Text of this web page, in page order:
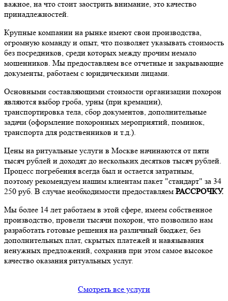
важное, на что стоит заострить внимание, это качество
принадлежностей.
Крупные компании на рынке имеют свои производства,
огромную команду и опыт, что позволяет указывать стоимость
без посредников, среди которых между прочим немало
мошенников. Мы предоставляем все отчетные и закрывающие
документы, работаем с юридическими лицами.
Основными составляющими стоимости организации похорон
являются выбор гроба, урны (при кремации),
транспортировка тела, сбор документов, дополнительные
задачи (оформление похоронных мероприятий, поминок,
транспорта для родственников и т.д.).
Цены на ритуальные услуги в Москве начинаются от пяти
тысяч рублей и доходят до нескольких десятков тысяч рублей.
Процесс погребения всегда был и остается затратным,
поэтому рекомендуем нашим клиентам пакет "стандарт" за 34
250 руб. В случае необходимости предоставляем РАССРОЧКУ.
Мы более 14 лет работаем в этой сфере, имеем собственное
производство, провели тысячи похорон, что позволило нам
разработать готовые решения на различный бюджет, без
дополнительных плат, скрытых платежей и навязывания
ненужных предложений, сохранив при этом самое высокое
качество оказания ритуальных услуг.
Смотреть все услуги